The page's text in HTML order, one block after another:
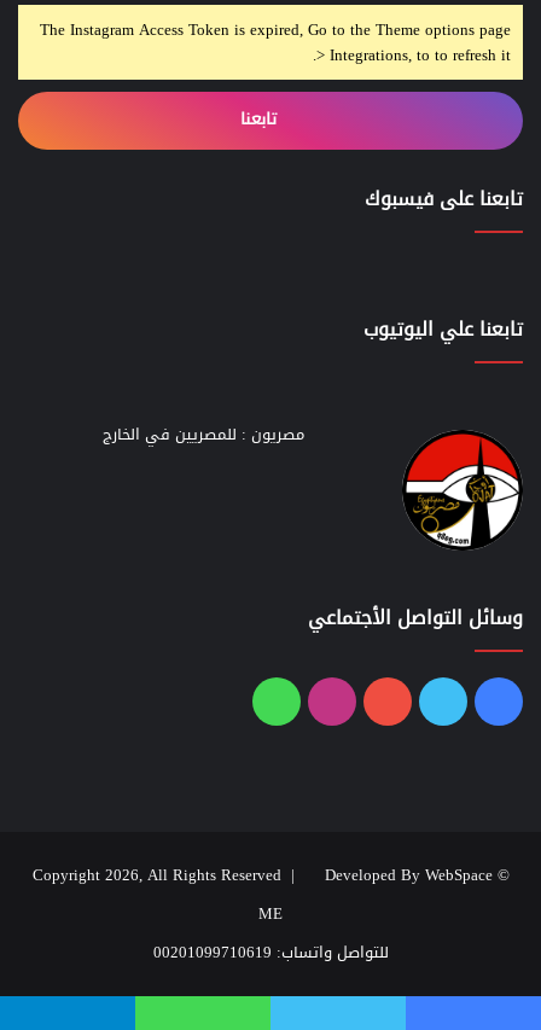
The Instagram Access Token is expired, Go to the Theme options page
> Integrations, to to refresh it.
تابعنا
تابعنا على فيسبوك
تابعنا علي اليوتيوب
مصريون : للمصريين في الخارج
وسائل التواصل الأجتماعي
فيسبوك
تويتر يوتيوبانستقرامواتساب
© Copyright 2026, All Rights Reserved |
Developed By WebSpace
ME
للتواصل واتساب: 00201099710619